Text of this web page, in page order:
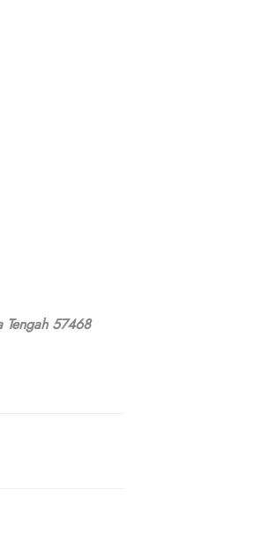
Tengah 57468